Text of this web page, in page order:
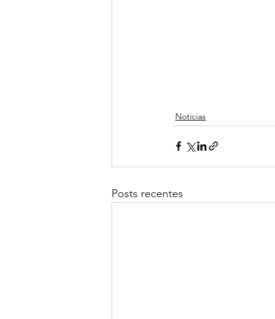
Noticias
Posts recentes